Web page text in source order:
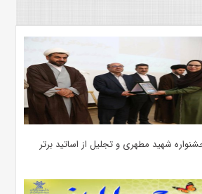
شهید مطهری و تجلیل از اساتید برتر